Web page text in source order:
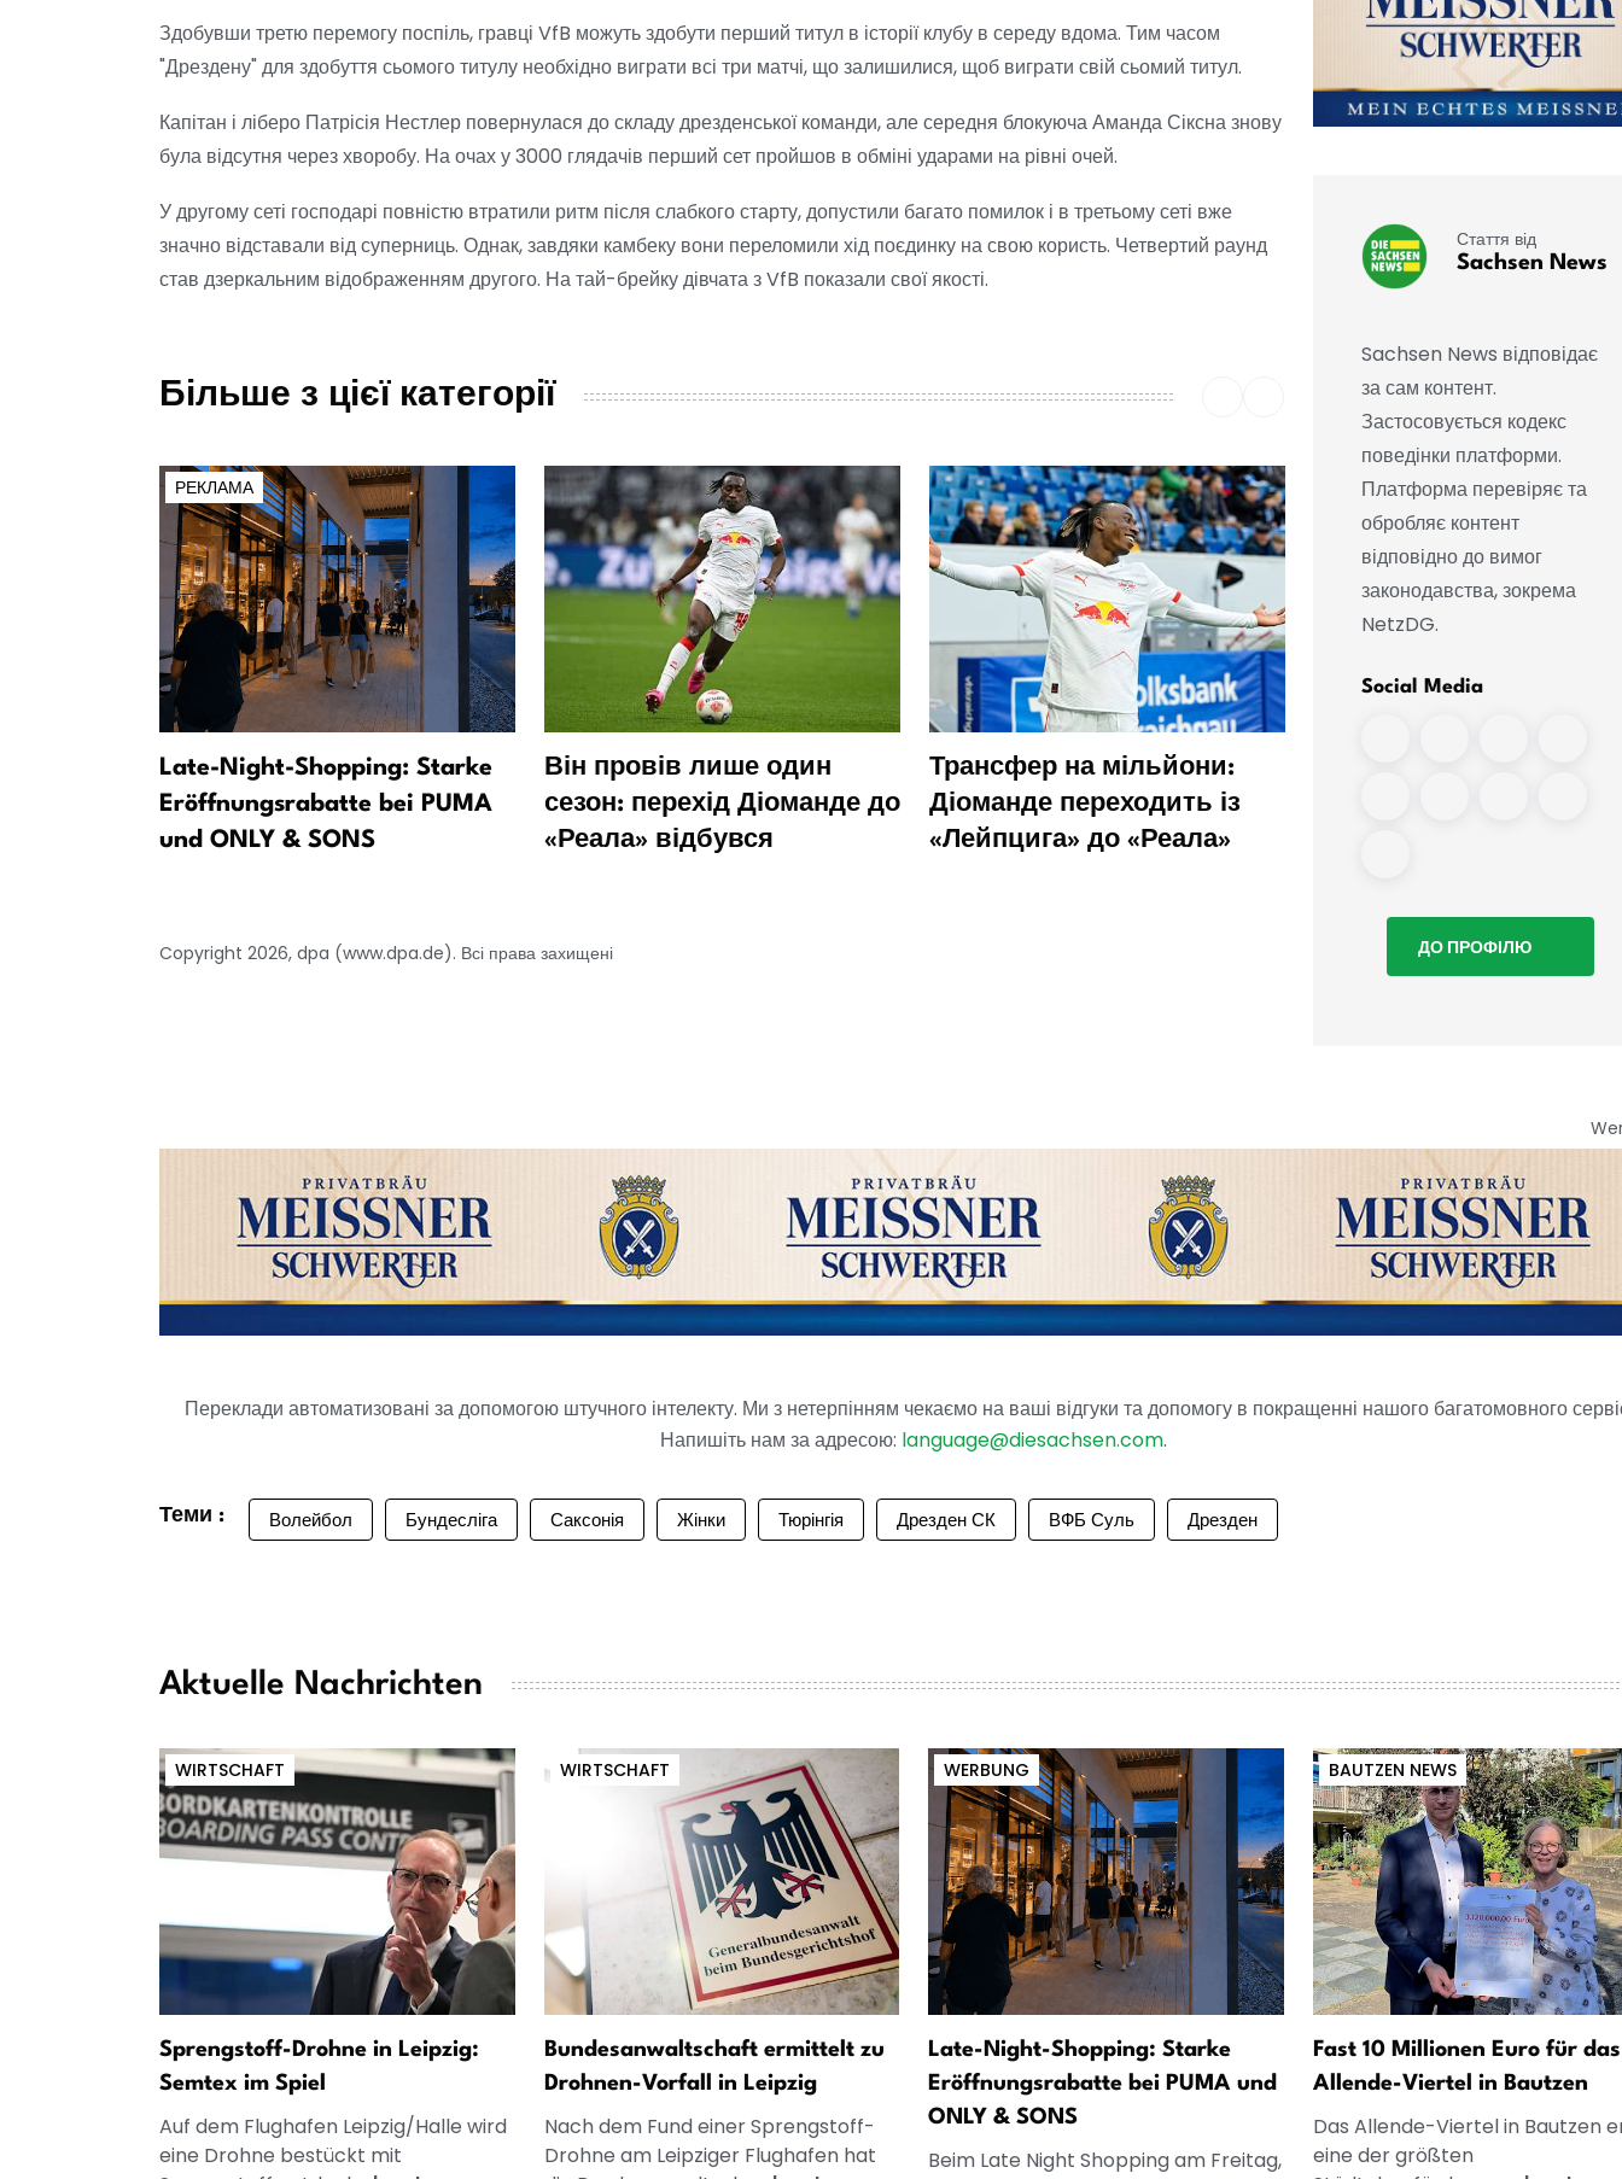
Здобувши третю перемогу поспіль, гравці VfB можуть здобути перший титул в історії клубу в середу вдома. Тим часом
"Дрездену" для здобуття сьомого титулу необхідно виграти всі три матчі, що залишилися, щоб виграти свій сьомий титул.
Капітан і ліберо Патрісія Нестлер повернулася до складу дрезденської команди, але середня блокуюча Аманда Сіксна знову
була відсутня через хворобу. На очах у 3000 глядачів перший сет пройшов в обміні ударами на рівні очей.
У другому сеті господарі повністю втратили ритм після слабкого старту, допустили багато помилок і в третьому сеті вже
значно відставали від суперниць. Однак, завдяки камбеку вони переломили хід поєдинку на свою користь. Четвертий раунд
став дзеркальним відображенням другого. На тай-брейку дівчата з VfB показали свої якості.
Більше з цієї категорії
РЕКЛАМА
Late-Night-Shopping: Starke
Eröffnungsrabatte bei PUMA
und ONLY & SONS
Він провів лише один
сезон: перехід Діоманде до
«Реала» відбувся
Трансфер на мільйони:
Діоманде переходить із
«Лейпцига» до «Реала»
Copyright 2026, dpa (www.dpa.de). Всі права захищені
Стаття від
Sachsen News
Sachsen News відповідає
за сам контент.
Застосовується кодекс
поведінки платформи.
Платформа перевіряє та
обробляє контент
відповідно до вимог
законодавства, зокрема
NetzDG.
Social Media
ДО ПРОФІЛЮ
Переклади автоматизовані за допомогою штучного інтелекту. Ми з нетерпінням чекаємо на ваші відгуки та допомогу в покращенні нашого багатомовного
Напишіть нам за адресою: language@diesachsen.com.
Теми : Волейбол Бундесліга Саксонія Жінки Тюрінгія Дрезден СК ВФБ Суль Дрезден
Aktuelle Nachrichten
WIRTSCHAFT
Sprengstoff-Drohne in Leipzig:
Semtex im Spiel
Auf dem Flughafen Leipzig/Halle wird
eine Drohne bestückt mit
WIRTSCHAFT
Bundesanwaltschaft ermittelt zu
Drohnen-Vorfall in Leipzig
Nach dem Fund einer Sprengstoff-
Drohne am Leipziger Flughafen hat
WERBUNG
Late-Night-Shopping: Starke
Eröffnungsrabatte bei PUMA und
ONLY & SONS
Beim Late Night Shopping am Freitag,
BAUTZEN NEWS
Fast 10 Millionen Euro für das
Allende-Viertel in Bautzen
Das Allende-Viertel in Bautzen
eine der größten